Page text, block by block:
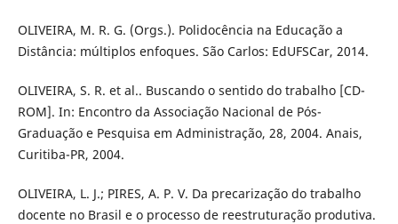
OLIVEIRA, M. R. G. (Orgs.). Polidocência na Educação a
Distância: múltiplos enfoques. São Carlos: EdUFSCar, 2014.
OLIVEIRA, S. R. et al.. Buscando o sentido do trabalho [CD-
ROM]. In: Encontro da Associação Nacional de Pós-
Graduação e Pesquisa em Administração, 28, 2004. Anais,
Curitiba-PR, 2004.
OLIVEIRA, L. J.; PIRES, A. P. V. Da precarização do trabalho
docente no Brasil e o processo de reestruturação produtiva.